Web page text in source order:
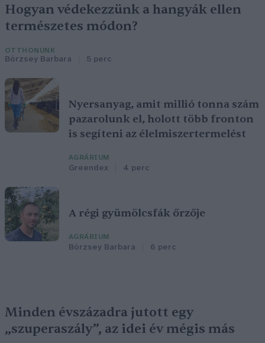
Hogyan védekezzünk a hangyák ellen
természetes módon?
OTTHONUNK
Börzsey Barbara 5 perc
Nyersanyag, amit millió tonna szám
pazarolunk el, holott több fronton
is segíteni az élelmiszertermelést
AGRÁRIUM
Greendex 4 perc
A régi gyümölcsfák őrzője
AGRÁRIUM
Börzsey Barbara 6 perc
Minden évszázadra jutott egy
„szuperaszály”, az idei év mégis más